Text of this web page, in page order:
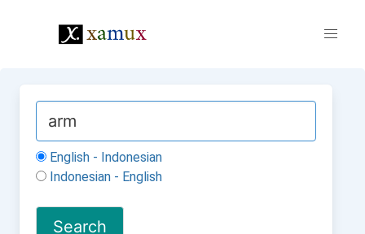
English - Indonesian
Indonesian - English